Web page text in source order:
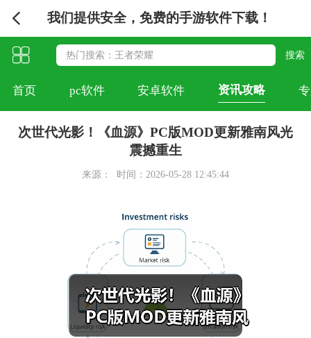
我们提供安全，免费的手游软件下载！
首页 pc软件 安卓软件 资讯攻略
次世代光影！《血源》PC版MOD更新雅南风光
震撼重生
来源： 时间：2026-05-28 12:45:44